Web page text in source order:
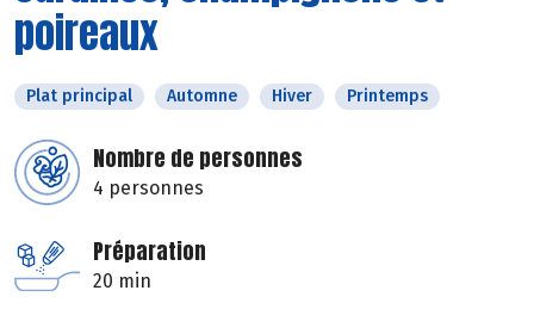
poireaux
Plat principal Automne Hiver Printemps
Nombre de personnes
4 personnes
Préparation
20 min